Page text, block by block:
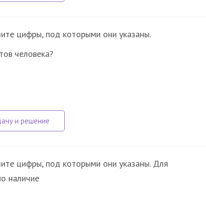
цифры, под которыми они указаны.
человека?
цифры, под которыми они указаны. Для
наличие